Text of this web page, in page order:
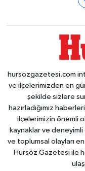
hursozgazetesi.com
ve ilçelerimizden en
şekilde sizlere
hazırladığımız
ilçelerimizin önemli
kaynaklar ve
ve toplumsal olayları
Hürsöz Gazetesi ile